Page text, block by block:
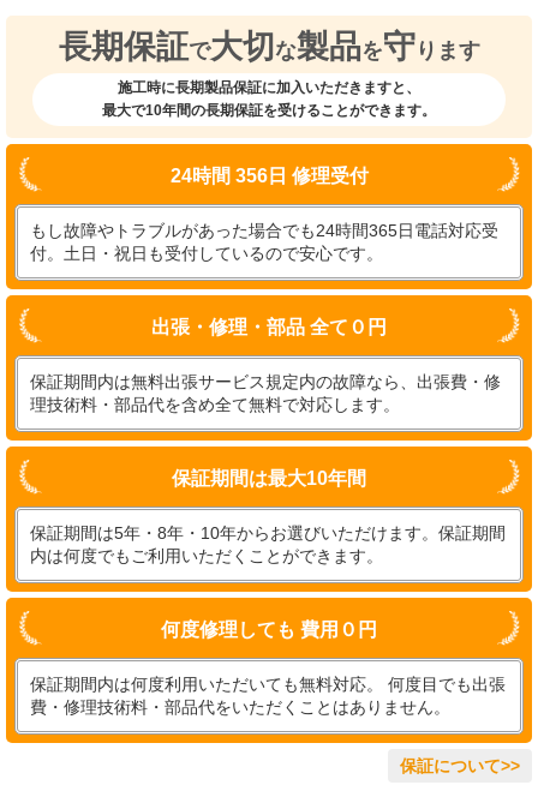
長期保証で大切 な製品を守 ります
施工時に長期製品保証に加入いただきますと、
最大で10年間の長期保証を受けることができます。
24時間 356日 修理受付
もし故障やトラブルがあった場合でも24時間365日電話対応受
付。土日・祝日も受付しているので安心です。
出張・修理・部品 全て０円
保証期間内は無料出張サービス規定内の故障なら、出張費・修
理技術料・部品代を含め全て無料で対応します。
保証期間は最大10年間
保証期間は5年・8年・10年からお選びいただけます。保証期間
内は何度でもご利用いただくことができます。
何度修理しても 費用０円
保証期間内は何度利用いただいても無料対応。 何度目でも出張
費・修理技術料・部品代をいただくことはありません。
保証について>>